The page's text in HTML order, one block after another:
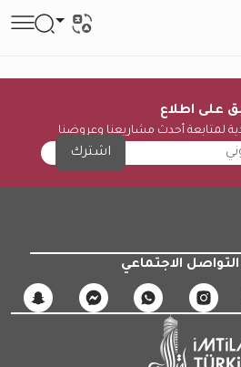
على اطلاع
لمتابعة أحدث مشاريعنا وعروضنا
اشترك
الاجتماعي